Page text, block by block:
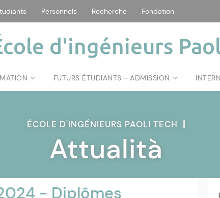
Personnels Recherche Fondation
d'ingénieurs
FUTURS ÉTUDIANTS - ADMISSION
ÉCOLE D'INGÉNIEURS PAOLI TECH |
Attualità
- Diplômes